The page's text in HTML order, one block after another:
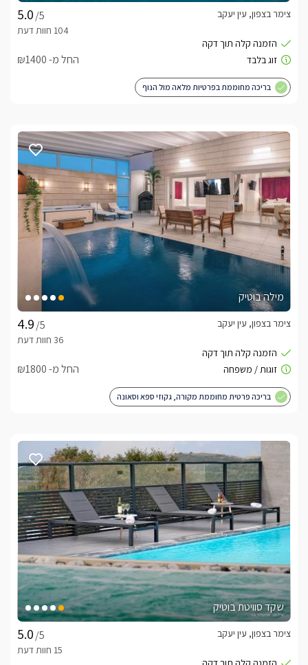
/5
צימר בצפון, עין יעקב
החל מ- ₪1400
בריכה מחוממת בפרטיות מלאה מול הנוף
מילה בוטיק
/5
צימר בצפון, עין יעקב
החל מ- ₪1800
בריכה פרטית מחוממת מקורה, גקוזי ספא וסאונה
שקד סוויטת בוטיק
/5
צימר בצפון, עין יעקב